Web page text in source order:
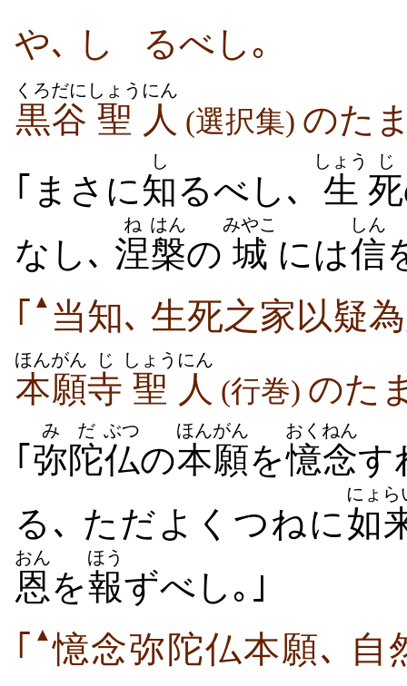
や､ し
るべし｡
黒谷
くろだに
聖
しょう
人
にん
(選択集) のた
｢まさに知
し
るべし､ 生
しょう
死
じ
なし､ 涅
ね
槃
はん
の 城
みやこ
には信
しん
｢ ▲ 当知､ 生死之家以疑
本願
ほんがん
寺
じ
聖
しょう
人
にん
(行巻) のた
｢ 弥陀
みだ
仏
ぶつ
の本願
ほんがん
を憶念
おくねん
す
る､ ただよくつねに如
にょら
恩
おん
を報
ほう
ずべし｡｣
｢ ▲ 憶念弥陀仏本願､ 自